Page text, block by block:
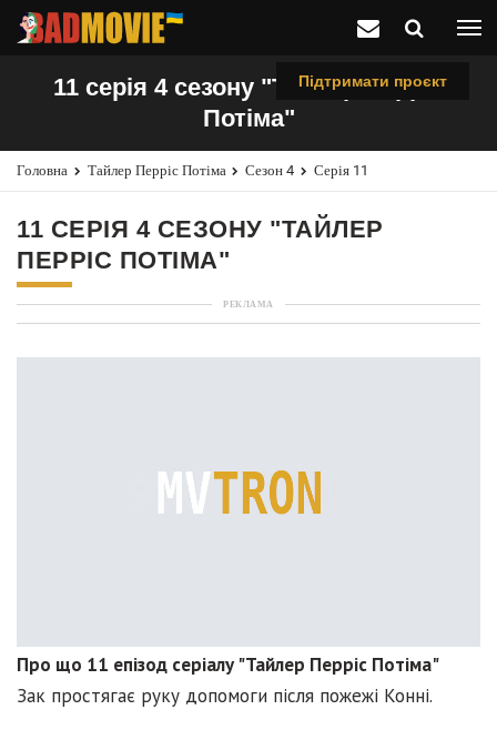
Підтримати проєкт
11 серія 4 сезону "Тайлер Перріс
Потіма"
Головна Тайлер Перріс Потіма Сезон 4 Серія 11
11 СЕРІЯ 4 СЕЗОНУ "ТАЙЛЕР
ПЕРРІС ПОТІМА"
РЕКЛАМА
Про що 11 епізод серіалу "Тайлер Перріс Потіма"
Зак простягає руку допомоги після пожежі Конні.